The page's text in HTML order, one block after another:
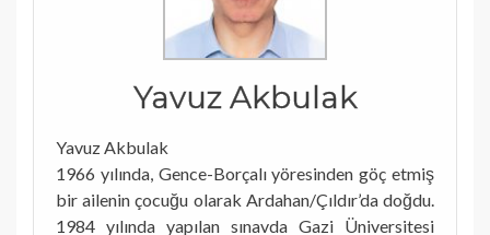
Yavuz Akbulak
Yavuz Akbulak
1966 yılında, Gence-Borçalı yöresinden göç etmiş
bir ailenin çocuğu olarak Ardahan/Çıldır’da doğdu.
1984 yılında yapılan sınavda Gazi Üniversitesi